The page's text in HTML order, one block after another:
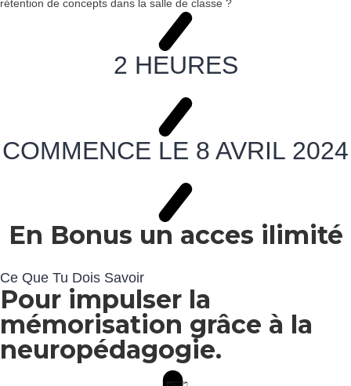
rétention de concepts dans la salle de classe ?
2 HEURES
COMMENCE LE 8 AVRIL 2024
En Bonus un acces ilimité
Ce Que Tu Dois Savoir
Pour impulser la
mémorisation grâce à la
neuropédagogie.